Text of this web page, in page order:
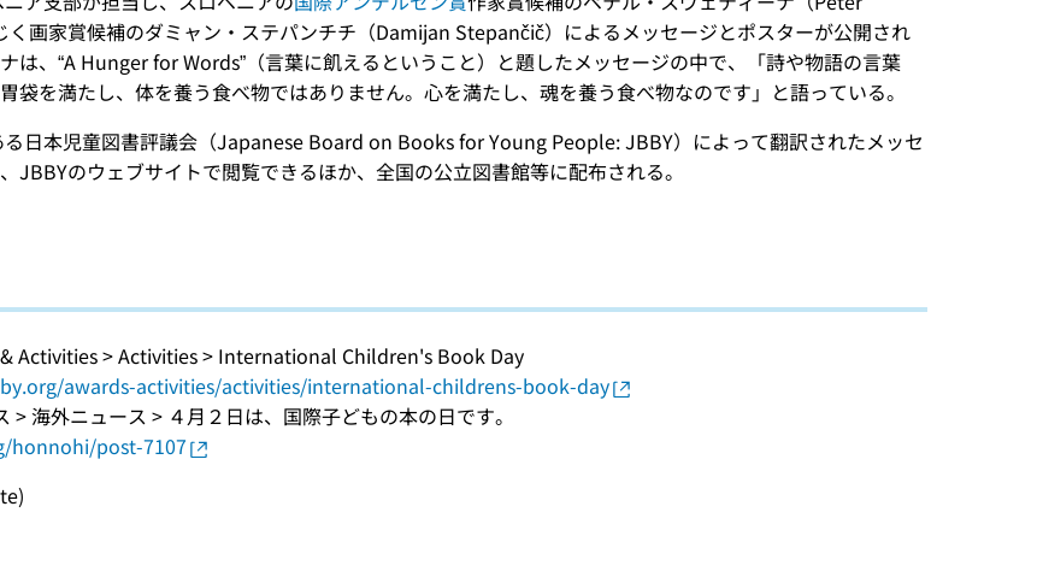
く画家賞候補のダミャン・ステパンチチ（Damijan Stepančič）によるメッセージとポスターが公開され
は、“A Hunger for Words”（言葉に飢えるということ）と題したメッセージの中で、「詩や物語の言葉
袋を満たし、体を養う食べ物ではありません。心を満たし、魂を養う食べ物なのです」と語っている。
日本児童図書評議会（Japanese Board on Books for Young People: JBBY）によって翻訳されたメッセ
JBBYのウェブサイトで閲覧できるほか、全国の公立図書館等に配布される。
Activities > Activities > International Children's Book Day
awards-activities/activities/international-childrens-book-day
> 海外ニュース > ４月２日は、国際子どもの本の日です。
honnohi/post-7107